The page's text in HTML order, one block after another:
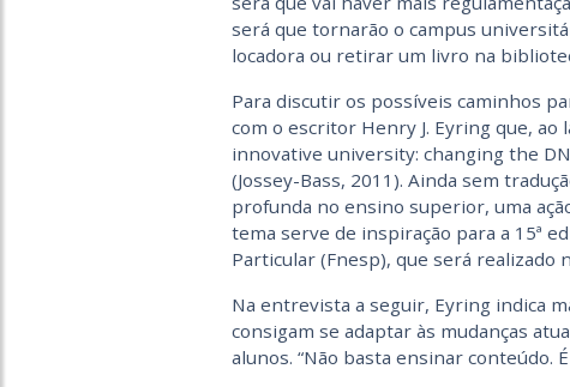
será que tornarão o campus
locadora ou retirar um livro na
Para discutir os possíveis caminhos
com o escritor Henry J. Eyring que,
innovative university: changing the
(Jossey-Bass, 2011). Ainda sem
profunda no ensino superior, uma
tema serve de inspiração para a 15ª
Particular (Fnesp), que será realizado
Na entrevista a seguir, Eyring indica
consigam se adaptar às mudanças
alunos. “Não basta ensinar conteúdo.